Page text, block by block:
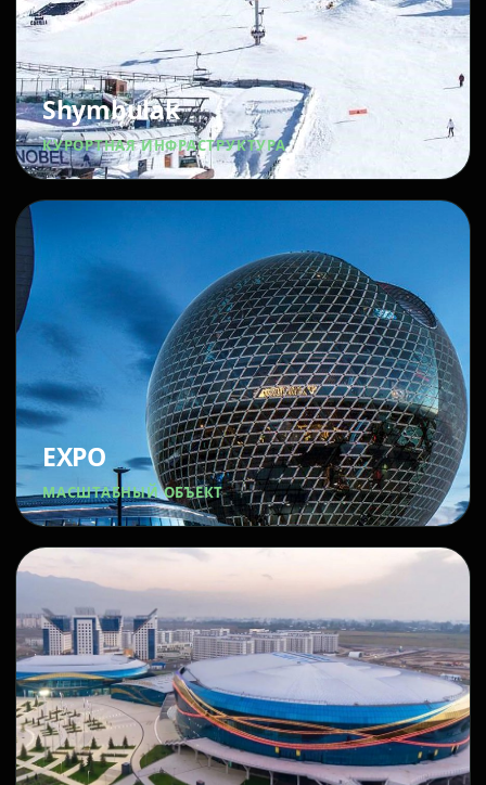
Shymbulak
КУРОРТНАЯ ИНФРАСТРУКТУРА
EXPO
МАСШТАБНЫЙ ОБЪЕКТ